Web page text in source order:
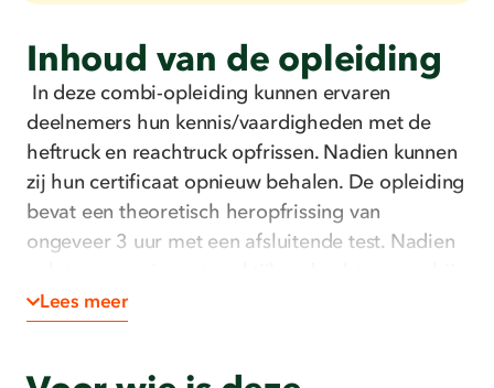
Inhoud van de opleiding
In deze combi-opleiding kunnen ervaren
deelnemers hun kennis/vaardigheden met de
heftruck en reachtruck opfrissen. Nadien kunnen
zij hun certificaat opnieuw behalen. De opleiding
bevat een theoretisch heropfrissing van
ongeveer 3 uur met een afsluitende test. Nadien
de veiligheid en stuurvaardigheid met de
Lees meer